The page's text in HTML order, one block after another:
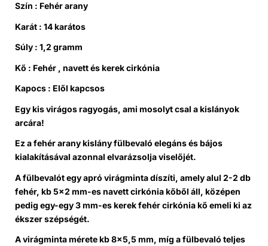
Szín : Fehér arany
Karát : 14 karátos
Súly : 1,2 gramm
Kő : Fehér , navett és kerek cirkónia
Kapocs : Elől kapcsos
Egy kis virágos ragyogás, ami mosolyt csal a kislányok
arcára!
Ez a fehér arany kislány fülbevaló elegáns és bájos
kialakításával azonnal elvarázsolja viselőjét.
A fülbevalót egy apró virágminta díszíti, amely alul 2-2 db
fehér, kb 5×2 mm-es navett cirkónia kőből áll, középen
pedig egy-egy 3 mm-es kerek fehér cirkónia kő emeli ki az
ékszer szépségét.
A virágminta mérete kb 8×5,5 mm, míg a fülbevaló teljes